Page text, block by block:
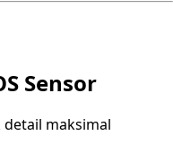
Sensor
maksimal